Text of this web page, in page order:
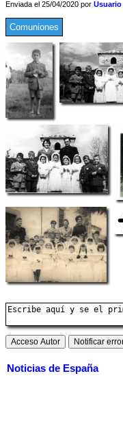
Enviada el 25/04/2020 por Usuario
Comuniones
Noticias de España